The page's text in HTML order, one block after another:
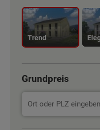
Trend
Grundpreis